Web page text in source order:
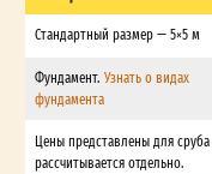
Стандартный размер — 5×5 м
Фундамент. Узнать о видах
фундамента
Цены представлены для сруба
рассчитывается отдельно.